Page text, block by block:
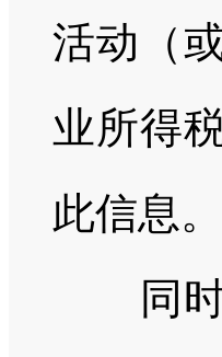
活动（
业所得
此信息。
同时